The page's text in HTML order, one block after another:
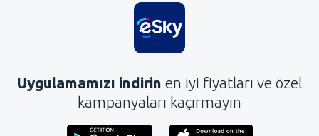
Uygulamamızı indirin en iyi fiyatları ve özel
kampanyaları kaçırmayın